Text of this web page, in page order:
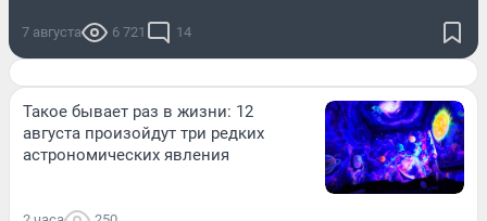
7 августа 6 721 14
Такое бывает раз в жизни: 12
августа произойдут три редких
астрономических явления